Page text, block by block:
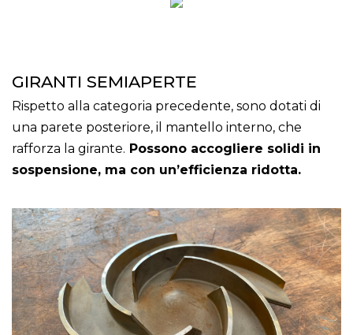
GIRANTI SEMIAPERTE
Rispetto alla categoria precedente, sono dotati di
una parete posteriore, il mantello interno, che
rafforza la girante. Possono accogliere solidi in
sospensione, ma con un’efficienza ridotta.